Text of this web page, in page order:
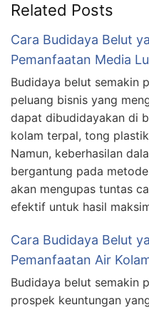
Related Posts
Cara Budidaya Belut
Pemanfaatan Media
Budidaya belut semakin
peluang bisnis yang
dapat dibudidayakan di
kolam terpal, tong
Namun, keberhasilan
bergantung pada
akan mengupas tuntas
efektif untuk hasil
Cara Budidaya Belut
Pemanfaatan Air
Budidaya belut semakin
prospek keuntungan